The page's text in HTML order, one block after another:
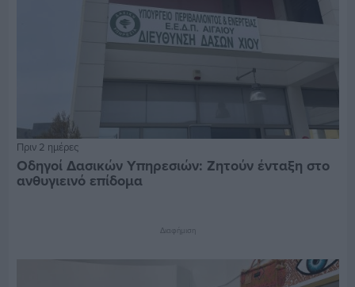
Πριν 2 ημέρες
Οδηγοί Δασικών Υπηρεσιών: Ζητούν ένταξη στο
ανθυγιεινό επίδομα
Διαφήμιση